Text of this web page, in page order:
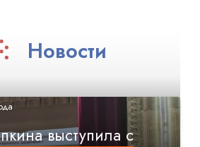
Новости
выступила с